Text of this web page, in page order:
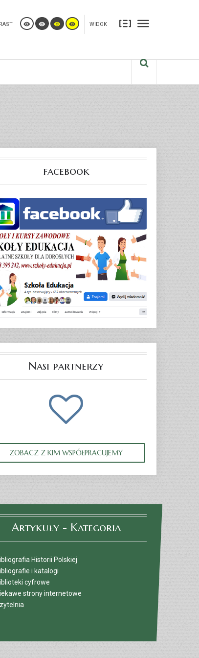
on line 280
WIDOK
facebook
Nasi partnerzy
ZOBACZ Z KIM WSPÓŁPRACUJEMY
Artykuły - Kategoria
Historii Polskiej
i katalogi
cyfrowe
strony internetowe